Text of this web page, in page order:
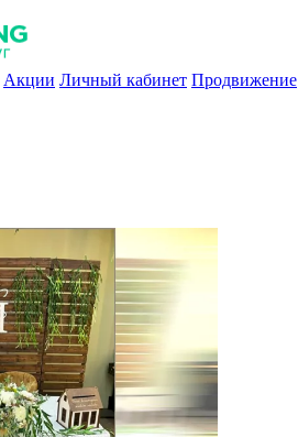
Акции Личный кабинет Продвижение